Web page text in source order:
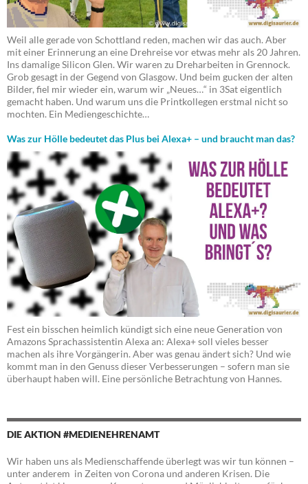
Weil alle gerade von Schottland reden, machen wir das auch. Aber
mit einer Erinnerung an eine Drehreise vor etwas mehr als 20 Jahren.
Ins damalige Silicon Glen. Wir waren zu Dreharbeiten in Grennock.
Grob gesagt in der Gegend von Glasgow. Und beim gucken der alten
Bilder, fiel mir wieder ein, warum wir „Neues…“ in 3Sat eigentlich
gemacht haben. Und warum uns die Printkollegen erstmal nicht so
mochten. Ein Mediengeschichte…
Was zur Hölle bedeutet das Plus bei Alexa+ – und braucht man das?
Fest ein bisschen heimlich kündigt sich eine neue Generation von
Amazons Sprachassistentin Alexa an: Alexa+ soll vieles besser
machen als ihre Vorgängerin. Aber was genau ändert sich? Und wie
kommt man in den Genuss dieser Verbesserungen – sofern man sie
überhaupt haben will. Eine persönliche Betrachtung von Hannes.
DIE AKTION #MEDIENEHRENAMT
Wir haben uns als Medienschaffende überlegt was wir tun können –
unter anderem in Zeiten von Corona und anderen Krisen. Die